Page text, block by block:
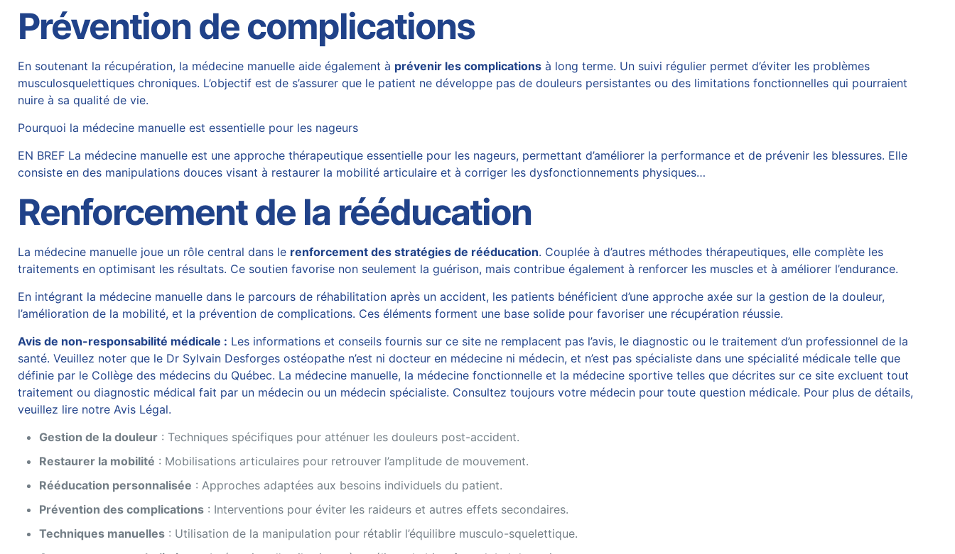
Prévention de complications
En soutenant la récupération, la médecine manuelle aide également à prévenir les complications à long terme. Un suivi régulier permet d’éviter les problèmes
musculosquelettiques chroniques. L’objectif est de s’assurer que le patient ne développe pas de douleurs persistantes ou des limitations fonctionnelles qui pourraient
nuire à sa qualité de vie.
Pourquoi la médecine manuelle est essentielle pour les nageurs
EN BREF La médecine manuelle est une approche thérapeutique essentielle pour les nageurs, permettant d’améliorer la performance et de prévenir les blessures. Elle
consiste en des manipulations douces visant à restaurer la mobilité articulaire et à corriger les dysfonctionnements physiques…
Renforcement de la rééducation
La médecine manuelle joue un rôle central dans le renforcement des stratégies de rééducation. Couplée à d’autres méthodes thérapeutiques, elle complète les
traitements en optimisant les résultats. Ce soutien favorise non seulement la guérison, mais contribue également à renforcer les muscles et à améliorer l’endurance.
En intégrant la médecine manuelle dans le parcours de réhabilitation après un accident, les patients bénéficient d’une approche axée sur la gestion de la douleur,
l’amélioration de la mobilité, et la prévention de complications. Ces éléments forment une base solide pour favoriser une récupération réussie.
Avis de non-responsabilité médicale : Les informations et conseils fournis sur ce site ne remplacent pas l’avis, le diagnostic ou le traitement d’un professionnel de la
santé. Veuillez noter que le Dr Sylvain Desforges ostéopathe n’est ni docteur en médecine ni médecin, et n’est pas spécialiste dans une spécialité médicale telle que
définie par le Collège des médecins du Québec. La médecine manuelle, la médecine fonctionnelle et la médecine sportive telles que décrites sur ce site excluent tout
traitement ou diagnostic médical fait par un médecin ou un médecin spécialiste. Consultez toujours votre médecin pour toute question médicale. Pour plus de détails,
veuillez lire notreAvis Légal.
Gestion de la douleur : Techniques spécifiques pour atténuer les douleurs post-accident.
Restaurer la mobilité : Mobilisations articulaires pour retrouver l’amplitude de mouvement.
Rééducation personnalisée : Approches adaptées aux besoins individuels du patient.
Prévention des complications : Interventions pour éviter les raideurs et autres effets secondaires.
Techniques manuelles : Utilisation de la manipulation pour rétablir l’équilibre musculo-squelettique.